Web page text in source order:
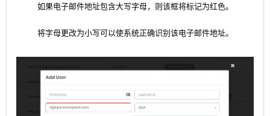
如果电子邮件地址包含大写字母，则该框将标记为红色。
将字母更改为小写可以使系统正确识别该电子邮件地址。